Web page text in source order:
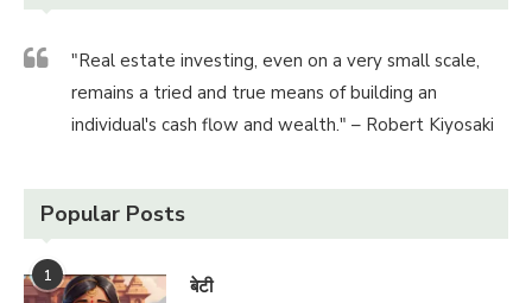
"Real estate investing, even on a very small scale,
remains a tried and true means of building an
individual's cash flow and wealth." – Robert Kiyosaki
Popular Posts
1 बेटी